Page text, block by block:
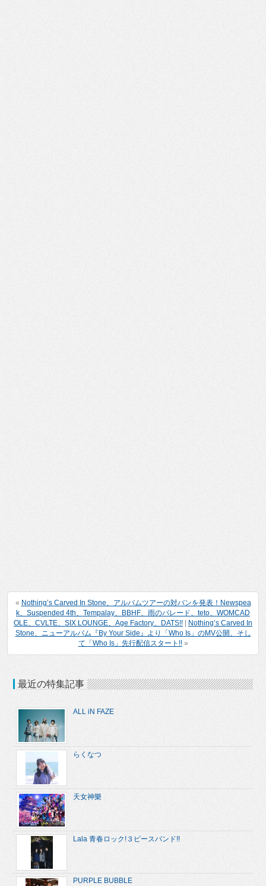
« Nothing’s Carved In Stone、アルバムツアーの対バンを発表！Newspea
k、Suspended 4th、Tempalay、BBHF、雨のパレード、teto、WOMCAD
OLE、CVLTE、SIX LOUNGE、Age Factory、DATS!!
Nothing’s Carved In
Stone、ニューアルバム『By Your Side』より「Who Is」のMV公開、そし
て「Who Is」先行配信スタート!!»
最近の特集記事
ALL iN FAZE
らくなつ
天女神樂
Lala 青春ロック!３ピースバンド!!
PURPLE BUBBLE